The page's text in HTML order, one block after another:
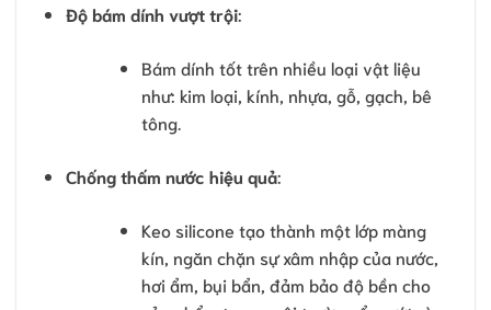
Độ bám dính vượt trội:
Bám dính tốt trên nhiều loại vật liệu
như: kim loại, kính, nhựa, gỗ, gạch, bê
tông.
Chống thấm nước hiệu quả:
Keo silicone tạo thành một lớp màng
kín, ngăn chặn sự xâm nhập của nước,
hơi ẩm, bụi bẩn, đảm bảo độ bền cho